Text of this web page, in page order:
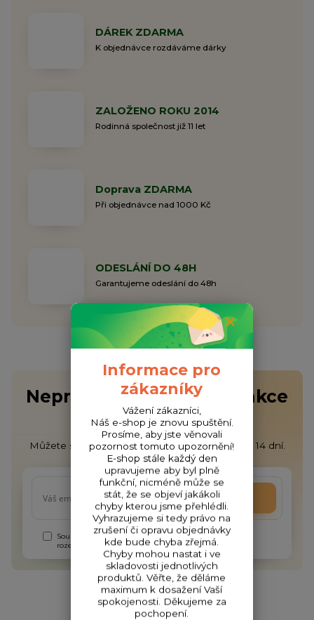
DÁREK ZDARMA
K objednávce rozdáváme dárky
ZALOŽENO ROKU 2014
Rodinná společnost již 11 let
Doprava ZDARMA
Při objednávce nad 1000 Kč
ODESLÁNÍ DO 48H
Garantujeme odeslání do 48h
Nepropásněte novinky, akce
a slevy!
Můžete se kdykoli odhlásit. Zasíláme jednou za 14 dní.
Přihlásit se
Souhlasím sezpracováním osobních údajů za účelem
rozesílky newsletteru.
Informace pro
zákazníky
Vážení zákazníci,
Náš e-shop je znovu spuštění.
Prosíme, aby jste věnovali
pozornost tomuto upozornění!
E-shop stále každý den
upravujeme aby byl plně
funkční, nicméně může se
stát, že se objeví jakákoli
chyby kterou jsme přehlédli.
Vyhrazujeme si tedy právo na
zrušení či opravu objednávky
kde bude chyba zřejmá.
Chyby mohou nastat i ve
skladovosti jednotlivých
produktů. Věřte, že děláme
maximum k dosažení Vaší
spokojenosti. Děkujeme za
pochopení.